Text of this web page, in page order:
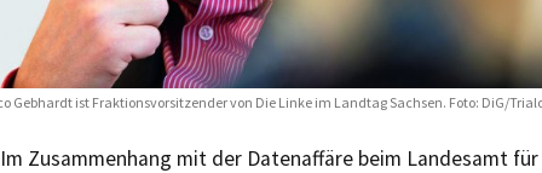
Gebhardt ist Fraktionsvorsitzender von Die Linke im Landtag Sachsen. Foto: DiG/
Im Zusammenhang mit der Datenaffäre beim Landesamt für